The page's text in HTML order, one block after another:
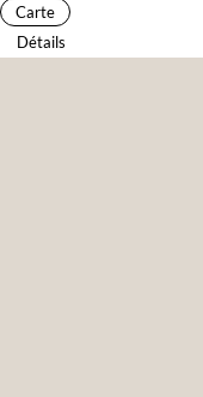
Carte
Détails